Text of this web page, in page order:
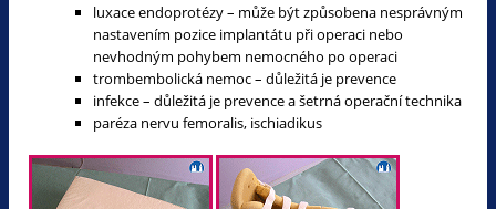
luxace endoprotézy – může být způsobena nesprávným
nastavením pozice implantátu při operaci nebo
nevhodným pohybem nemocného po operaci
trombembolická nemoc – důležitá je prevence
infekce – důležitá je prevence a šetrná operační technika
paréza nervu femoralis, ischiadikus